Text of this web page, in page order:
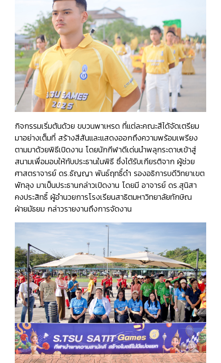
กิจกรรมเริ่มต้นด้วย ขบวนพาเหรด ที่แต่ละคณะสีได้จัดเตรียม
มาอย่างเต็มที่ สร้างสีสันและแสดงออกถึงความพร้อมเพรียง
ตามมาด้วยพิธีเปิดงาน โดยนักกีฬาดีเด่นนำพลุกระดาษเข้าสู่
สนามเพื่อมอบให้กับประธานในพิธี ซึ่งได้รับเกียรติจาก ผู้ช่วย
ศาสตราจารย์ ดร.ธัญญา พันธ์ฤทธิ์ดำ รองอธิการบดีวิทยาเขต
พัทลุง มาเป็นประธานกล่าวเปิดงาน โดยมี อาจารย์ ดร.สุนิสา
คงประสิทธิ์ ผู้อำนวยการโรงเรียนสาธิตมหาวิทยาลัยทักษิณ
ฝ่ายมัธยม กล่าวรายงานถึงการจัดงาน